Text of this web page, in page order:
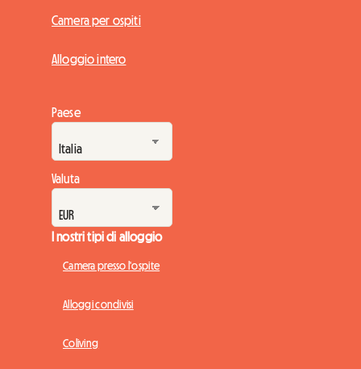
Camera per ospiti
Alloggio intero
Paese
Valuta
I nostri tipi di alloggio
Camera presso l'ospite
Alloggi condivisi
Coliving